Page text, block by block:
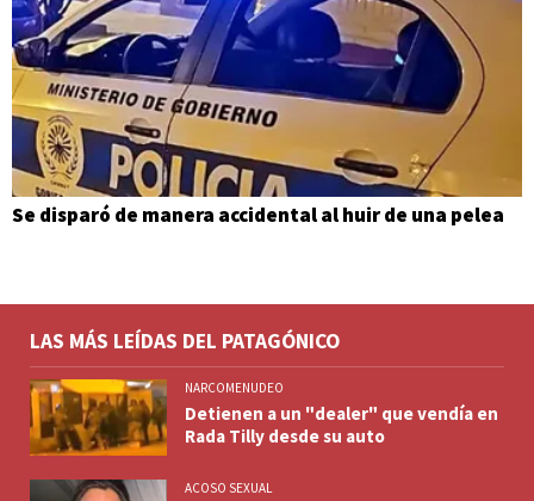
Se disparó de manera accidental al huir de una pelea
LAS MÁS LEÍDAS DEL PATAGÓNICO
NARCOMENUDEO
Detienen a un "dealer" que vendía en
Rada Tilly desde su auto
ACOSO SEXUAL